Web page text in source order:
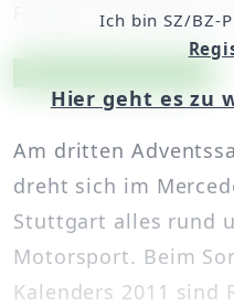
Freitag, 10. Dezember
Am dritten
dreht sich im
Stuttgart alles rund
Motorsport. Beim
Kalenders 2011 sind
Ich bin SZ/BZ-
Hier geht es zu